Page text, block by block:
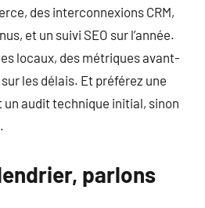
des interconnexions CRM,
et un suivi SEO sur l’année.
locaux, des métriques avant-
les délais. Et préférez une
audit technique initial, sinon
parlons